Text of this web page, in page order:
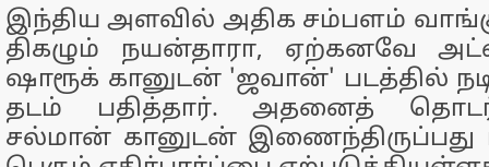
இந்திய அளவில் அதிக சம்பளம்
திகழும் நயன்தாரா, ஏற்கனவே
ஷாரூக் கானுடன் 'ஜவான்' படத்தில்
தடம் பதித்தார். அதனைத்
சல்மான் கானுடன் இணைந்திருப்பது